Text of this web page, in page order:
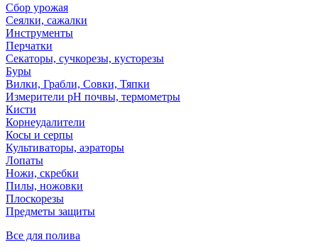
Сбор урожая
Сеялки, сажалки
Инструменты
Перчатки
Секаторы, сучкорезы, кусторезы
Буры
Вилки, Грабли, Совки, Тяпки
Измерители pH почвы, термометры
Кисти
Корнеудалители
Косы и серпы
Культиваторы, аэраторы
Лопаты
Ножи, скребки
Пилы, ножовки
Плоскорезы
Предметы защиты
Все для полива